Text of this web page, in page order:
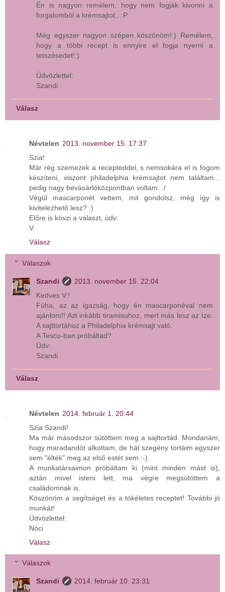
Én is nagyon remélem, hogy nem fogják kivonni a
forgalomból a krémsajtot.. :P
Még egyszer nagyon szépen köszönöm!:) Remélem,
hogy a többi recept is ennyire el fogja nyerni a
tetszésedet!:)
Üdvözlettel:
Szandi
Válasz
Névtelen 2013. november 15. 17:37
Szia!
Már rég szemezek a recepteddel, s nemsokára el is fogom
készíteni, viszont philadelphia krémsajtot nem találtam...
pedig nagy bevásárlóközpontban voltam. :/
Végül mascarponét vettem, mit gondolsz, még így is
kivitelezhető lesz? :)
Előre is köszi a választ, üdv:
V.
Válasz
Válaszok
Szandi
2013. november 15. 22:04
Kedves V.!
Fúha, az az igazság, hogy én mascarponéval nem
ajánlom!! Azt inkább tiramisuhoz, mert más lesz az íze.
A sajttortához a Philadelphia krémsajt való.
A Tesco-ban próbáltad?
Üdv:
Szandi
Válasz
Névtelen 2014. február 1. 20:44
Szia Szandi!
Ma már másodszor sütöttem meg a sajttortád. Mondanám,
hogy maradandót alkottam, de hát szegény tortáim egyszer
sem "élték" meg az első estét sem :-)
A munkatársaimon próbáltam ki (mint minden mást is),
aztán mivel isteni lett, ma végre megsütöttem a
családomnak is.
Köszönöm a segítséget és a tökéletes receptet! További jó
munkát!
Üdvözlettel:
Nóci
Válasz
Válaszok
Szandi
2014. február 10. 23:31